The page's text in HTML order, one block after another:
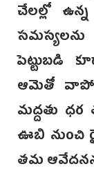
చేలల్లో
పెట్టుబడి
ఆమెతో
మద్దతు
ఊబి నుంచి
తమ